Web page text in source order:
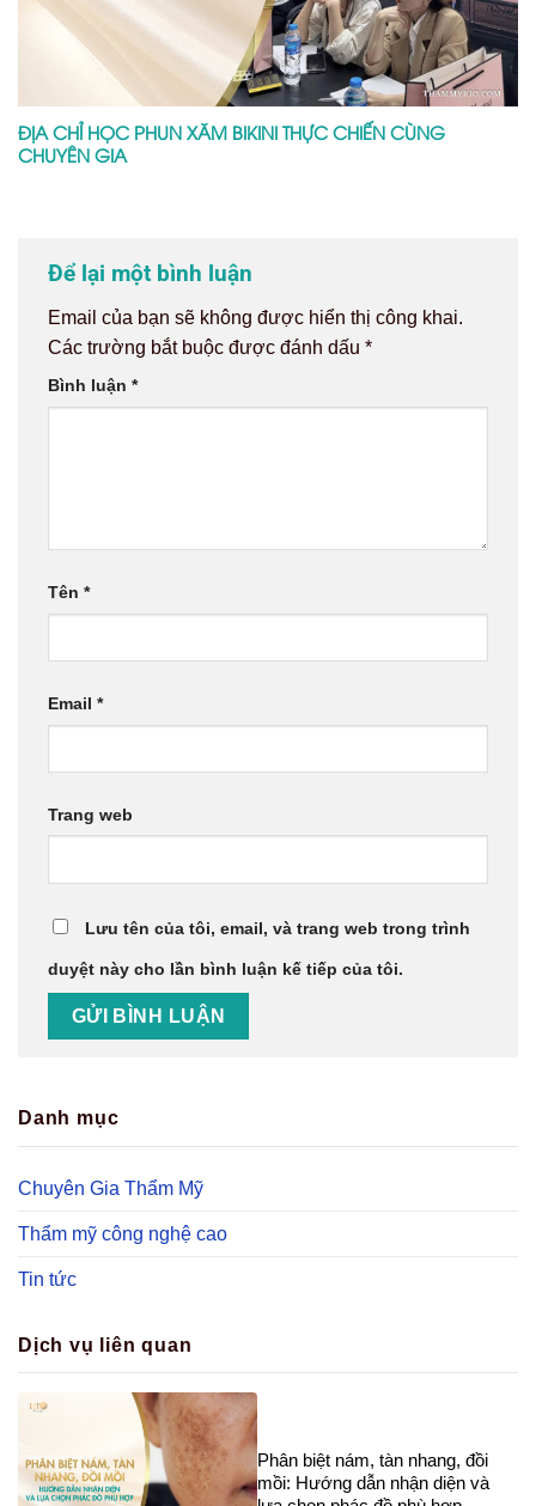
ĐỊA CHỈ HỌC PHUN XĂM BIKINI THỰC CHIẾN CÙNG
CHUYÊN GIA
Để lại một bình luận
Email của bạn sẽ không được hiển thị công khai.
Các trường bắt buộc được đánh dấu *
Bình luận *
Tên *
Email *
Trang web
Lưu tên của tôi, email, và trang web trong trình
duyệt này cho lần bình luận kế tiếp của tôi.
Danh mục
Chuyên Gia Thẩm Mỹ
Thẩm mỹ công nghệ cao
Tin tức
Dịch vụ liên quan
Phân biệt nám, tàn nhang, đồi
mồi: Hướng dẫn nhận diện và